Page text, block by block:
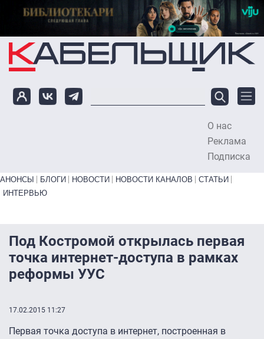
Перейти к основному содержанию
О нас
Реклама
Подписка
Primary links bottom
АНОНСЫ БЛОГИ НОВОСТИ НОВОСТИ КАНАЛОВ
СТАТЬИ
ИНТЕРВЬЮ
Под Костромой открылась первая
точка интернет-доступа в рамках
реформы УУС
17.02.2015 11:27
Первая точка доступа в интернет, построенная в